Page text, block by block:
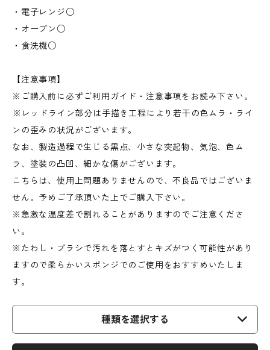
・電子レンジ○
・オーブン○
・食洗機○
【注意事項】
※ご購入前に必ずご利用ガイド・注意事項をお読み下さい。
︎※レッドライン部分は手描き工程により若干の色ムラ・ライ
ンの歪みの状況がございます。
なお、製造過程で生じる黒点、小さな突起物、気泡、色ム
ラ、塗装の凸凹、細かな傷がございます。
こちらは、使用上問題ありませんので、不良品ではございま
せん。予めご了承頂いた上でご購入下さい。
※急激な温度差で割れることがありますのでご注意くださ
い。
※たわし・ブラシで汚れを落とすとキズがつく可能性があり
ますので柔らかいスポンジでのご使用をおすすめいたしま
す。
種類を選択する